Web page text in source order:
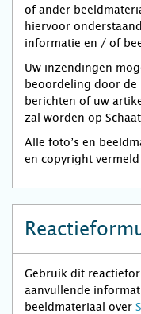
of ander
hiervoor
informatie en / of
Uw inzendingen
beoordeling door de
berichten of uw
zal worden op
Alle foto’s en
en copyright vermeld
Gebruik dit
aanvullende
beeldmateriaal over